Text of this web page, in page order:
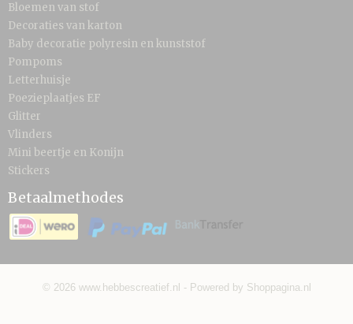
Bloemen van stof
Decoraties van karton
Baby decoratie polyresin en kunststof
Pompoms
Letterhuisje
Poezieplaatjes EF
Glitter
Vlinders
Mini beertje en Konijn
Stickers
Betaalmethodes
© 2026 www.hebbescreatief.nl - Powered by Shoppagina.nl